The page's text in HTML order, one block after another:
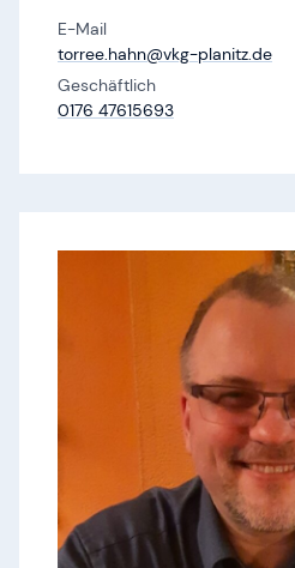
E-Mail
torree.​hahn@​vkg-planitz.​de
Geschäftlich
0176 47615693